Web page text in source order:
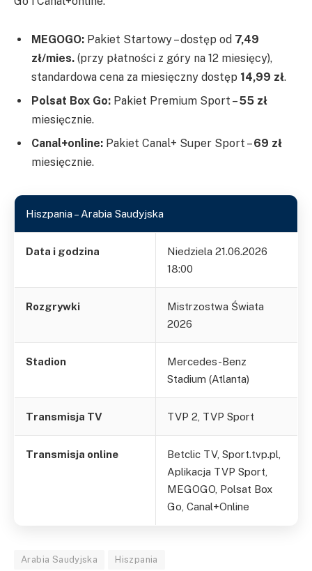
MEGOGO: Pakiet Startowy – dostęp od 7,49
zł/mies. (przy płatności z góry na 12 miesięcy),
standardowa cena za miesięczny dostęp 14,99 zł.
Polsat Box Go: Pakiet Premium Sport –55 zł
miesięcznie.
Canal+online: Pakiet Canal+ Super Sport –69 zł
miesięcznie.
Hiszpania – Arabia Saudyjska
Data i godzina
Niedziela 21.06.2026
18:00
Rozgrywki
Mistrzostwa Świata
2026
Stadion
Mercedes-Benz
Stadium (Atlanta)
Transmisja TV TVP 2, TVP Sport
Transmisja online
Betclic TV, Sport.tvp.pl,
Aplikacja TVP Sport,
MEGOGO, Polsat Box
Go, Canal+Online
Arabia Saudyjska Hiszpania